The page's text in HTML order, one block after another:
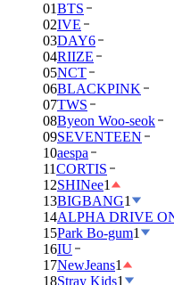
01BTS
02IVE
03DAY6
04RIIZE
05NCT
06BLACKPINK
07TWS
08Byeon Woo-seok
09SEVENTEEN
10aespa
11CORTIS
12SHINee1
13BIGBANG1
14ALPHA DRIVE
15Park Bo-gum1
16IU
17NewJeans1
18Stray Kids1